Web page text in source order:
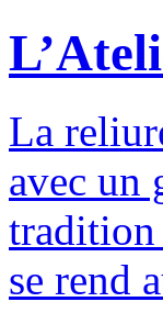
La
avec un
tradition
se rend